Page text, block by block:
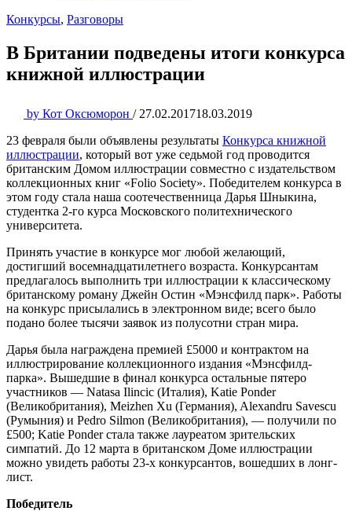
Конкурсы, Разговоры
В Британии подведены итоги конкурса
книжной иллюстрации
by Кот Оксюморон / 27.02.201718.03.2019
23 февраля были объявлены результаты Конкурса книжной
иллюстрации, который вот уже седьмой год проводится
британским Домом иллюстрации совместно с издательством
коллекционных книг «Folio Society». Победителем конкурса в
этом году стала наша соотечественница Дарья Шныкина,
студентка 2-го курса Московского политехнического
университета.
Принять участие в конкурсе мог любой желающий,
достигший восемнадцатилетнего возраста. Конкурсантам
предлагалось выполнить три иллюстрации к классическому
британскому роману Джейн Остин «Мэнсфилд парк». Работы
на конкурс присылались в электронном виде; всего было
подано более тысячи заявок из полусотни стран мира.
Дарья была награждена премией £5000 и контрактом на
иллюстрирование коллекционного издания «Мэнсфилд-
парка». Вышедшие в финал конкурса остальные пятеро
участников — Natasa Ilincic (Италия), Katie Ponder
(Великобритания), Meizhen Xu (Германия), Alexandru Savescu
(Румыния) и Pedro Silmon (Великобритания), — получили по
£500; Katie Ponder стала также лауреатом зрительских
симпатий. До 12 марта в британском Доме иллюстрации
можно увидеть работы 23-х конкурсантов, вошедших в лонг-
лист.
Победитель